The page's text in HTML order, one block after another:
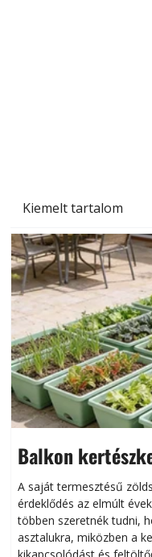
Kiemelt tartalom
Balkon
Helytakarékos
A saját termesztésű
érdeklődés az elmúlt
többen szeretnék tudni,
asztalukra, miközben a